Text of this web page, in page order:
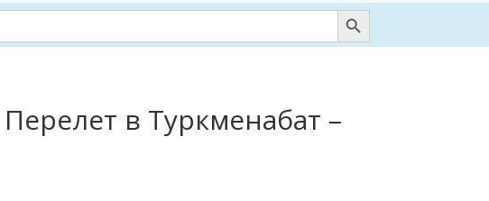
Search Button
в Туркменабат –